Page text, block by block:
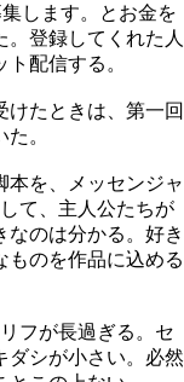
します。とお金を
登録してくれた人
配信する。
たときは、第一回
。
本を、メッセンジャ
て、主人公たちが
のは分かる。好き
ものを作品に込める
フが長過ぎる。セ
ダシが小さい。必然